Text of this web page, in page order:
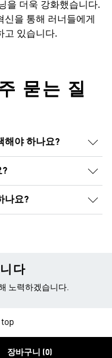
을 더욱 강화했습니다.
을 통해 러너들에게
고 있습니다.
묻는 질
해야 하나요?
?
나요?
다
노력하겠습니다.
장바구니 (0)